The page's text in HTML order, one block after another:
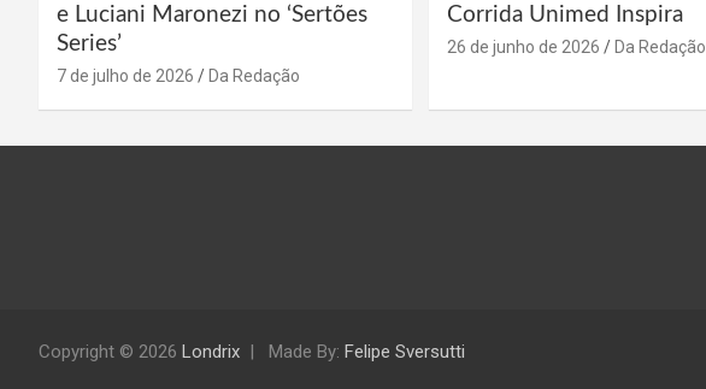
e Luciani Maronezi no ‘Sertões
Series’
7 de julho de 2026 Da Redação
Corrida Unimed Inspira
26 de junho de 2026 Da Redação
Copyright © 2026 Londrix Made By: Felipe Sversutti